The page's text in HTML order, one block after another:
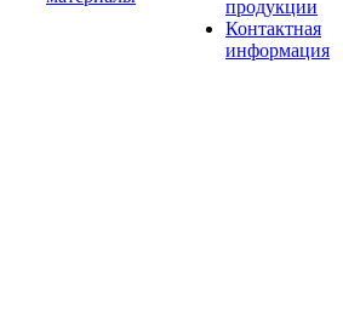
продукции
Контактная
информация